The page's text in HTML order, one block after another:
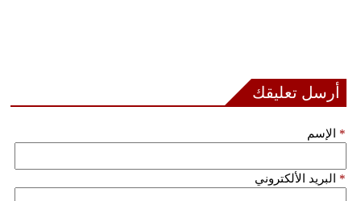
أرسل تعليقك
الإسم *
البريد الألكتروني *